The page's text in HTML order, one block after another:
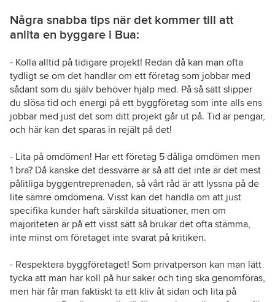
Några snabba tips när det kommer till att
anlita en byggare i Bua:
- Kolla alltid på tidigare projekt! Redan då kan man ofta
tydligt se om det handlar om ett företag som jobbar med
sådant som du själv behöver hjälp med. På så sätt slipper
du slösa tid och energi på ett byggföretag som inte alls ens
jobbar med just det som ditt projekt går ut på. Tid är pengar,
och här kan det sparas in rejält på det!
- Lita på omdömen! Har ett företag 5 dåliga omdömen men
1 bra? Då kanske det dessvärre är så att det inte är det mest
pålitliga byggentreprenaden, så vårt råd är att lyssna på de
lite sämre omdömena. Visst kan det handla om att just
specifika kunder haft särskilda situationer, men om
majoriteten är på ett visst sätt så brukar det ofta stämma,
inte minst om företaget inte svarat på kritiken.
- Respektera byggföretaget! Som privatperson kan man lätt
tycka att man har koll på hur saker och ting ska genomföras,
men här får man faktiskt ta ett kliv åt sidan och lita på